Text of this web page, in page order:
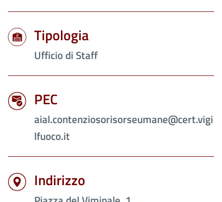
Tipologia
Ufficio di Staff
PEC
aial.contenziosorisorseumane@cert.vigi
lfuoco.it
Indirizzo